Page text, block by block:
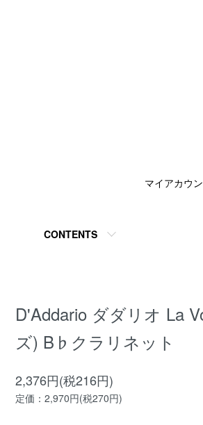
CONTENTS
マイアカウ
D'Addario ダダリオ La
ズ) B♭クラリネット
2,376円(税216円)
定価：2,970円(税270円)